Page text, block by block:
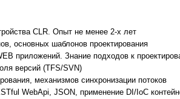
CLR. Опыт не менее 2-х лет
основных шаблонов проектирования
приложений. Знание подходов к
версий (TFS/SVN)
механизмов синхронизации потоков
WebApi, JSON, применение DI/IoC